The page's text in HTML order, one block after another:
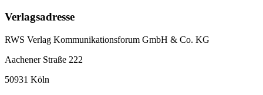
Verlagsadresse
RWS Verlag Kommunikationsforum GmbH & Co. KG
Aachener Straße 222
50931 Köln